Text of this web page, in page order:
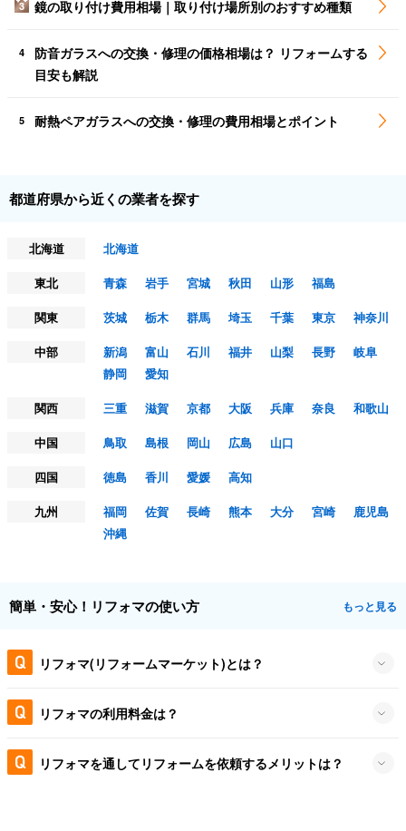
3 鏡の取り付け費用相場｜取り付け場所別のおすすめ種類
4
防音ガラスへの交換・修理の価格相場は？ リフォームする
目安も解説
5 耐熱ペアガラスへの交換・修理の費用相場とポイント
都道府県から近くの業者を探す
北海道
北海道
東北
青森 岩手 宮城 秋田 山形
福島
関東
茨城 栃木 群馬 埼玉 千葉 東京
神奈川
中部
新潟 富山 石川 福井 山梨 長野
岐阜
静岡
愛知
関西
三重 滋賀 京都 大阪 兵庫 奈良
和歌山
中国
鳥取 島根 岡山 広島
山口
四国
徳島 香川 愛媛
高知
九州
福岡 佐賀 長崎 熊本 大分 宮崎
鹿児島
沖縄
簡単・安心！リフォマの使い方 もっと見る
リフォマ(リフォームマーケット)とは？
リフォマの利用料金は？
リフォマを通してリフォームを依頼するメリットは？